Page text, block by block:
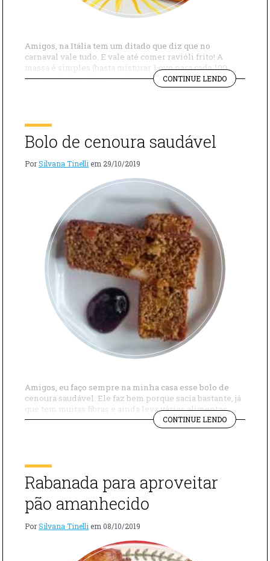
Amigos, na Itália tem um ditado que diz que no
carnaval vale tudo. E vale até comer ravióli frito! A
massa é simples (basta misturar 1 ovo para cada 100
gramas de farinha e completar com água até dar liga) e,
para este doce, vale à pena acrescentar algumas gotas
CONTINUE LENDO"RAVIÓLI
FRITO
Bolo de cenoura saudável
PorSilvana Tinelli em 29/10/2019
Amigos, eu faço sempre na minha casa esse bolo de
cenoura saudável. Ele faz bem porque sacia bastante, já
que tem muitas fibras e ainda leva vários alimentos
funcionais entre seus ingredientes, como as cenouras,
os ovos, a linhaça e o farelo de aveia. Para vocês terem
CONTINUE LENDO"BOLO
DE
Rabanada para aproveitar
pão amanhecido
PorSilvana Tinelli em 08/10/2019